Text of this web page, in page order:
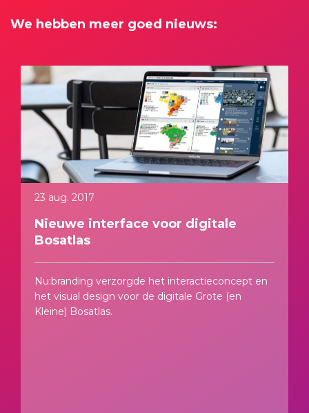
We hebben meer goed nieuws:
23 aug. 2017
Nieuwe interface voor digitale
Bosatlas
Nu:branding verzorgde het interactieconcept en
het visual design voor de digitale Grote (en
Kleine) Bosatlas.